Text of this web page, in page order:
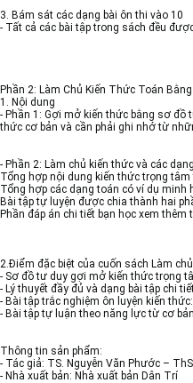
3. Bám sát các dạng bài ôn thi vào 10
- Tất cả các bài tập trong sách đều
Phần 2: Làm Chủ Kiến Thức Toán
1. Nội dung
- Phần 1: Gợi mở kiến thức bằng sơ
thức cơ bản và cần phải ghi nhớ từ
- Phần 2: Làm chủ kiến thức và các
Tổng hợp nội dung kiến thức trọng tâm
Tổng hợp các dạng toán có ví dụ minh
Bài tập tự luyện được chia thành hai
Phần đáp án chi tiết bạn học xem thêm
2.Điểm đặc biệt của cuốn sách Làm
- Sơ đồ tư duy gợi mở kiến thức trọng
- Lý thuyết đầy đủ và dạng bài tập chi
- Bài tập trắc nghiệm ôn luyện kiến
- Bài tập tự luận theo năng lực từ cơ
Thông tin sản phẩm:
- Tác giả: TS. Nguyễn Văn Phước –
- Nhà xuất bản: Nhà xuất bản Dân Trí